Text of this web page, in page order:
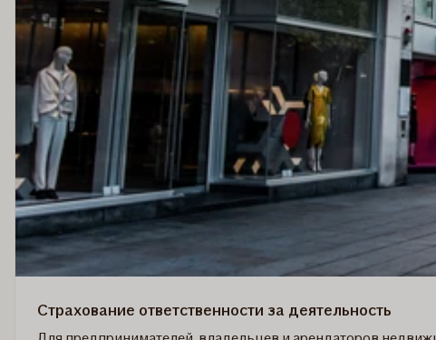
Страхование ответственности за деятельность